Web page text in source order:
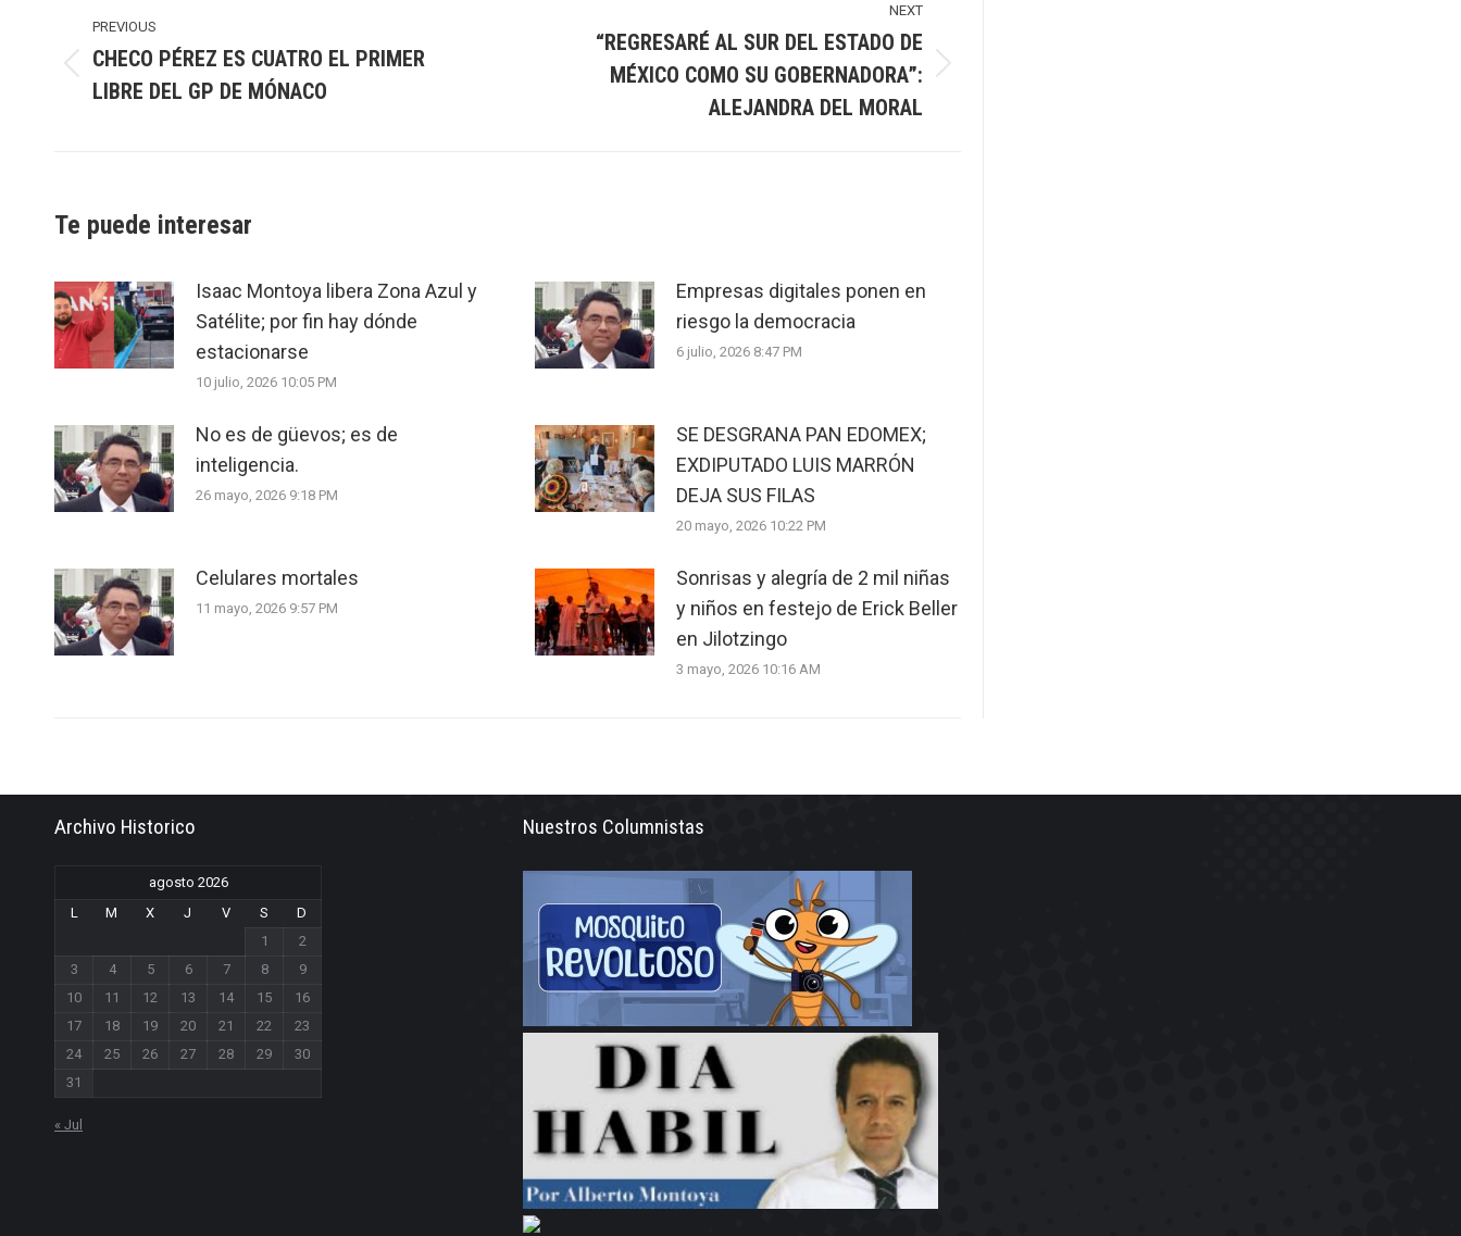
navigation
PREVIOUS
post:
CHECO PÉREZ ES CUATRO EL PRIMER
LIBRE DEL GP DE MÓNACO
NEXT
“REGRESARÉ AL SUR DEL ESTADO DE
MÉXICO COMO SU GOBERNADORA”:
ALEJANDRA DEL MORAL
Te puede interesar
Isaac Montoya libera Zona Azul y
Satélite; por fin hay dónde
estacionarse
10 julio, 2026 10:05 PM
Empresas digitales ponen en
riesgo la democracia
6 julio, 2026 8:47 PM
No es de güevos; es de
inteligencia.
26 mayo, 2026 9:18 PM
SE DESGRANA PAN EDOMEX;
EXDIPUTADO LUIS MARRÓN
DEJA SUS FILAS
20 mayo, 2026 10:22 PM
Celulares mortales
11 mayo, 2026 9:57 PM
Sonrisas y alegría de 2 mil niñas
y niños en festejo de Erick Beller
en Jilotzingo
3 mayo, 2026 10:16 AM
Archivo Historico
agosto 2026
L
M X J V S
D
1
2
3
4 5 6 7 8
9
10
11 12 13 14 15
16
17
18 19 20 21 22
23
24
25 26 27 28 29
30
31
« Jul
Nuestros Columnistas